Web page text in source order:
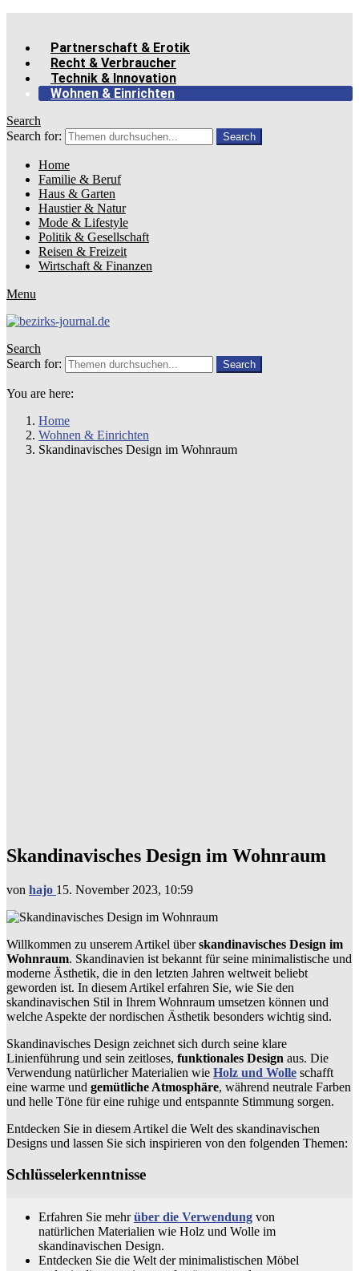
Partnerschaft & Erotik
Recht & Verbraucher
Technik & Innovation
Wohnen & Einrichten
Search
Search for:
Search
Home
Familie & Beruf
Haus & Garten
Haustier & Natur
Mode & Lifestyle
Politik & Gesellschaft
Reisen & Freizeit
Wirtschaft & Finanzen
Menu
Search
Search for:
Search
You are here:
Home
Wohnen & Einrichten
Skandinavisches Design im Wohnraum
Skandinavisches Design im Wohnraum
von hajo 15. November 2023, 10:59
Willkommen zu unserem Artikel überskandinavisches Design im
Wohnraum. Skandinavien ist bekannt für seine minimalistische und
moderne Ästhetik, die in den letzten Jahren weltweit beliebt
geworden ist. In diesem Artikel erfahren Sie, wie Sie den
skandinavischen Stil in Ihrem Wohnraum umsetzen können und
welche Aspekte der nordischen Ästhetik besonders wichtig sind.
Skandinavisches Design zeichnet sich durch seine klare
Linienführung und sein zeitloses, funktionales Design aus. Die
Verwendung natürlicher Materialien wie Holz und Wolle schafft
eine warme und gemütliche Atmosphäre, während neutrale Farben
und helle Töne für eine ruhige und entspannte Stimmung sorgen.
Entdecken Sie in diesem Artikel die Welt des skandinavischen
Designs und lassen Sie sich inspirieren von den folgenden Themen:
Schlüsselerkenntnisse
Erfahren Sie mehrüber die Verwendung von
natürlichen Materialien wie Holz und Wolle im
skandinavischen Design.
Entdecken Sie die Welt der minimalistischen Möbel